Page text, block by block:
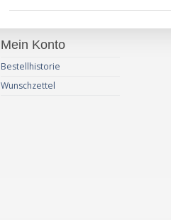
Mein Konto
Bestellhistorie
Wunschzettel